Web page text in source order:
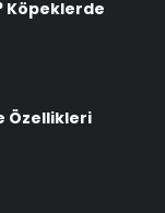
Köpeklerde
Özellikleri